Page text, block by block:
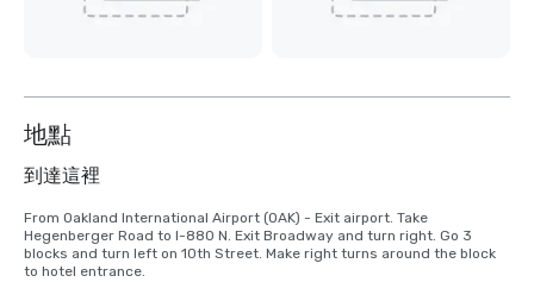
地點
到達這裡
From Oakland International Airport (OAK) - Exit airport. Take
Hegenberger Road to I-880 N. Exit Broadway and turn right. Go 3
blocks and turn left on 10th Street. Make right turns around the block
to hotel entrance.